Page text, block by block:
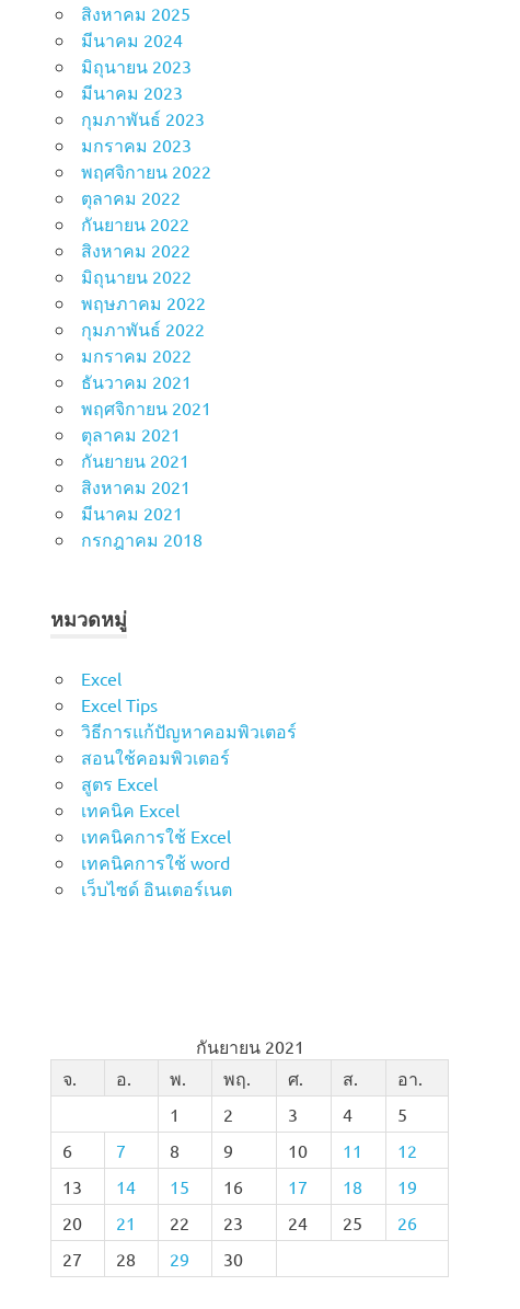
สิงหาคม 2025
มีนาคม 2024
มิถุนายน 2023
มีนาคม 2023
กุมภาพันธ์ 2023
มกราคม 2023
พฤศจิกายน 2022
ตุลาคม 2022
กันยายน 2022
สิงหาคม 2022
มิถุนายน 2022
พฤษภาคม 2022
กุมภาพันธ์ 2022
มกราคม 2022
ธันวาคม 2021
พฤศจิกายน 2021
ตุลาคม 2021
กันยายน 2021
สิงหาคม 2021
มีนาคม 2021
กรกฎาคม 2018
หมวดหมู่
Excel
Excel Tips
วิธีการแก้ปัญหาคอมพิวเตอร์
สอนใช้คอมพิวเตอร์
สูตร Excel
เทคนิค Excel
เทคนิคการใช้ Excel
เทคนิคการใช้ word
เว็บไซด์ อินเตอร์เนต
กันยายน 2021
จ.
อ. พ. พฤ. ศ. ส.
อา.
1
2 3 4
5
6
7 8 9 10 11
12
13
14 15 16 17 18
19
20
21 22 23 24 25
26
27
28 29 30